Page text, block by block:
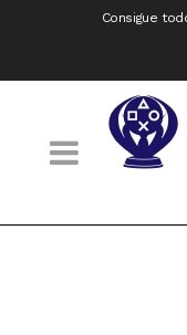
Consigue